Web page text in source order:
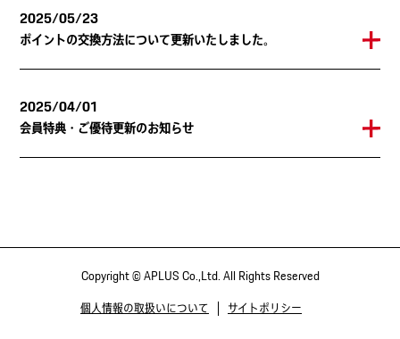
2025/05/23
ポイントの交換方法について更新いたしました。
2025/04/01
会員特典・ご優待更新のお知らせ
Copyright © APLUS Co.,Ltd. All Rights Reserved
個人情報の取扱いについて サイトポリシー